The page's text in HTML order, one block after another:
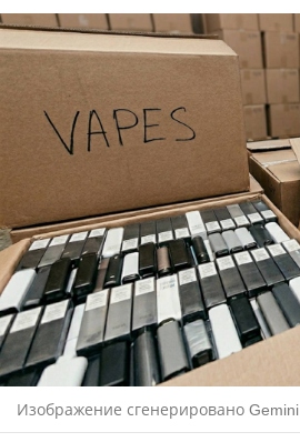
Изображение сгенерировано Gemini